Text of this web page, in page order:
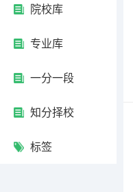
院校库
专业库
一分一段
知分择校
标签